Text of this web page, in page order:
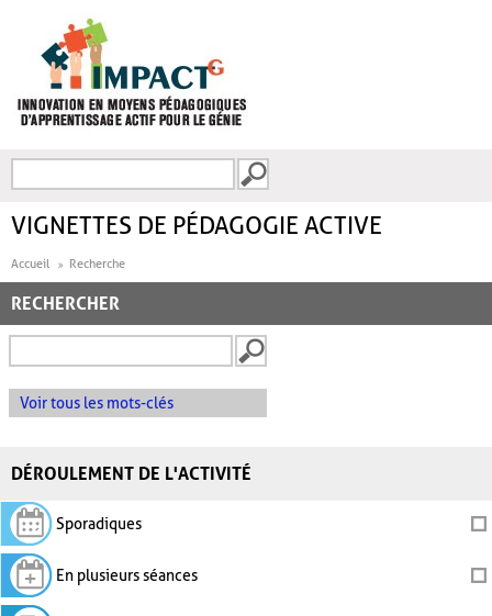
FORMULAIRE DE
VIGNETTES DE PÉDAGOGIE ACTIVE
Accueil Recherche
RECHERCHER
Voir tous les mots-clés
DÉROULEMENT DE L'ACTIVITÉ
Sporadiques
En plusieurs séances